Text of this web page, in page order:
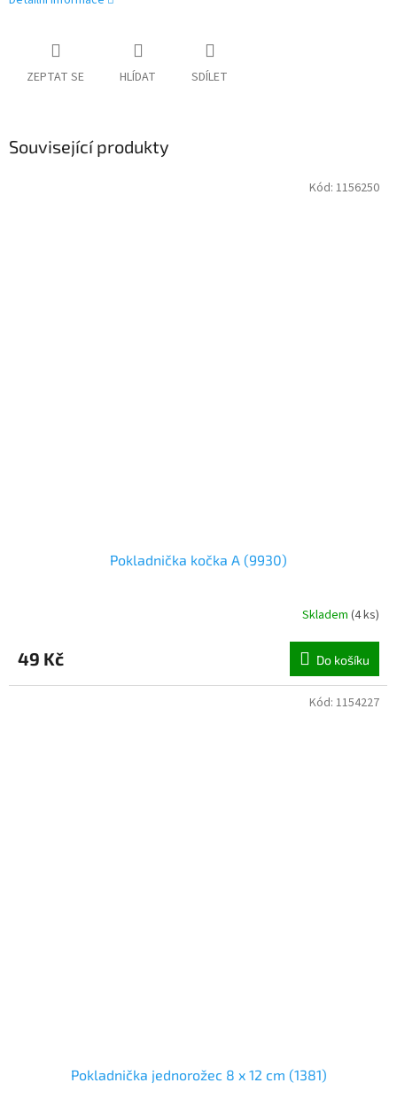
ZEPTAT SE HLÍDAT SDÍLET
Související produkty
Pokladnička kočka A (9930)
Skladem (4 ks)
49 Kč Do košíku
Kód: 1156250
Pokladnička jednorožec 8 x 12 cm (1381)
Kód: 1154227